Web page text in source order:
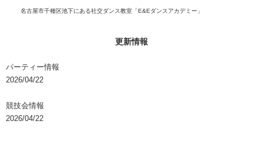
名古屋市千種区池下にある社交ダンス教室「E&Eダンスアカデミー」
更新情報
パーティー情報
2026/04/22
競技会情報
2026/04/22